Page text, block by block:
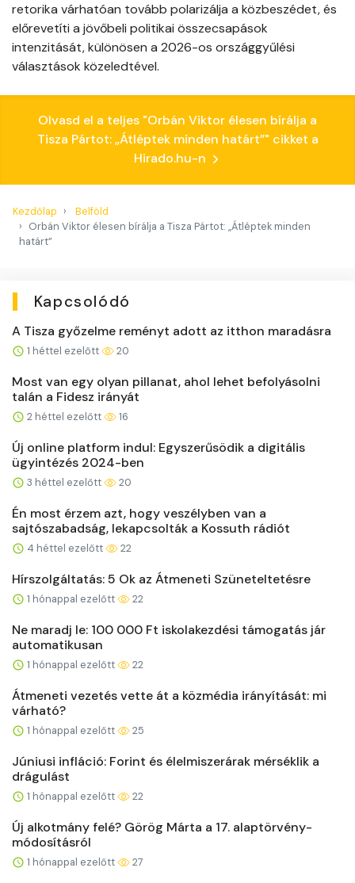
retorika várhatóan tovább polarizálja a közbeszédet, és
előrevetíti a jövőbeli politikai összecsapások
intenzitását, különösen a 2026-os országgyűlési
választások közeledtével.
Olvasd el a teljes "Orbán Viktor élesen bírálja a
Tisza Pártot: „Átléptek minden határt”" cikket a
Hirado.hu-n
Kezdőlap
Belföld
Orbán Viktor élesen bírálja a Tisza Pártot: „Átléptek minden
határt”
Kapcsolódó
A Tisza győzelme reményt adott az itthon maradásra
1 héttel ezelőtt 20
Most van egy olyan pillanat, ahol lehet befolyásolni
talán a Fidesz irányát
2 héttel ezelőtt 16
Új online platform indul: Egyszerűsödik a digitális
ügyintézés 2024-ben
3 héttel ezelőtt 20
Én most érzem azt, hogy veszélyben van a
sajtószabadság, lekapcsolták a Kossuth rádiót
4 héttel ezelőtt 22
Hírszolgáltatás: 5 Ok az Átmeneti Szüneteltetésre
1 hónappal ezelőtt 22
Ne maradj le: 100 000 Ft iskolakezdési támogatás jár
automatikusan
1 hónappal ezelőtt 22
Átmeneti vezetés vette át a közmédia irányítását: mi
várható?
1 hónappal ezelőtt 25
Júniusi infláció: Forint és élelmiszerárak mérséklik a
drágulást
1 hónappal ezelőtt 22
Új alkotmány felé? Görög Márta a 17. alaptörvény-
módosításról
1 hónappal ezelőtt 27